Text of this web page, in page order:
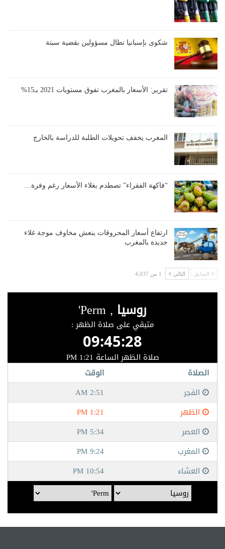
شكوى بإسبانيا تطال مسؤولين بقضية سبتة
تقرير: الأسعار بالمغرب تفوق مستويات 2021 بـ15%
المغرب يخفف تحويلات الطلبة للدراسة بالخارج
“فاكهة الفقراء” تصطدم بغلاء الأسعار رغم وفرة…
ارتفاع أسعار المحروقات ينعش مخاوف موجة غلاء
جديدة بالمغرب
السابق التالي 1 من 4,037